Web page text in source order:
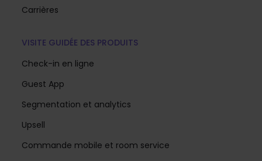
Carrières
VISITE GUIDÉE DES PRODUITS
Check-in en ligne
Guest App
Segmentation et analytics
Upsell
Commande mobile et room service